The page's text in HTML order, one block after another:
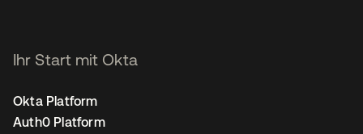
Ihr Start mit Okta
Okta Platform
Auth0 Platform